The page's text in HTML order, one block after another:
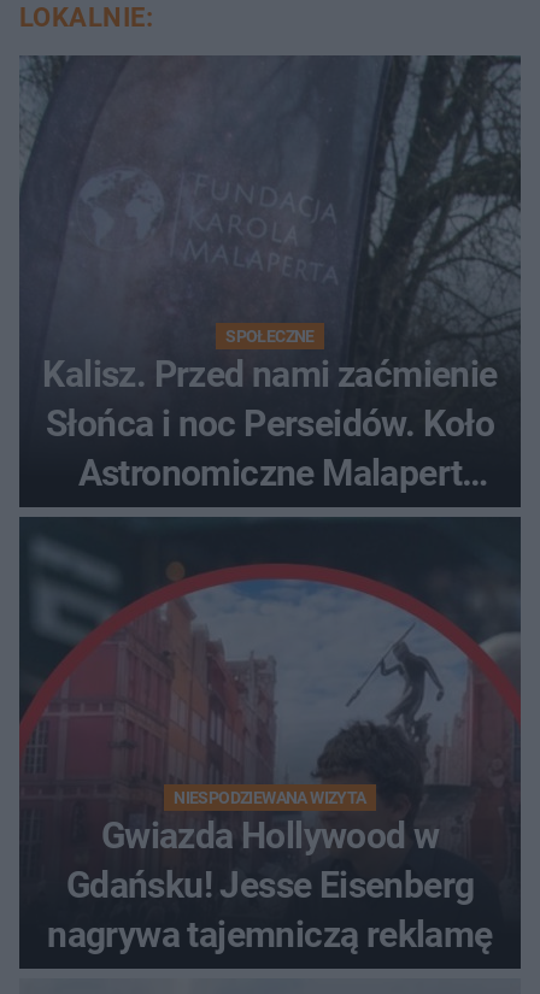
LOKALNIE:
SPOŁECZNE
Kalisz. Przed nami zaćmienie
Słońca i noc Perseidów. Koło
Astronomiczne Malapert
zaprasza na wspólne
obserwacje
NIESPODZIEWANA WIZYTA
Gwiazda Hollywood w
Gdańsku! Jesse Eisenberg
nagrywa tajemniczą reklamę